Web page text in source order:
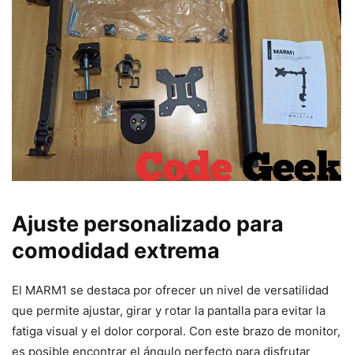
Ajuste personalizado para
comodidad extrema
El MARM1 se destaca por ofrecer un nivel de versatilidad
que permite ajustar, girar y rotar la pantalla para evitar la
fatiga visual y el dolor corporal. Con este brazo de monitor,
es posible encontrar el ángulo perfecto para disfrutar